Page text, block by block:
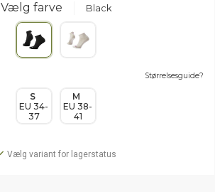
Vælg farve Black
Størrelsesguide?
S
EU 34-
37
M
EU 38-
41
Vælg variant for lagerstatus